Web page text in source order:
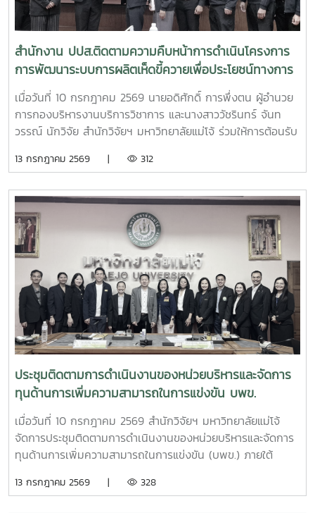
สำนักงาน ปปส.ติดตามความคืบหน้าการดำเนินโครงการ
การพัฒนาระบบการผลิตเห็ดขี้ควายเพื่อประโยชน์ทางการ
แพทย์
เมื่อวันที่ 10 กรกฎาคม 2569 นายอดิศักดิ์ การพึ่งตน ผู้อำนวย
การกองบริหารงานบริการวิชาการ และนางสาววัชรินทร์ จันท
วรรณ์ นักวิจัย สำนักวิจัยฯ มหาวิทยาลัยแม่โจ้ ร่วมให้การต้อนรับ
ปราบปรามยาเสพติด (ป.ป.ส.) พร้อมคณะผู้บริหารและเจ้าหน้าที่
ความคืบหน้าการดำเนินโครงการการพัฒนาระบบการผลิตเห็ดขี้
ควายเพื่อประโยชน์ทางการแพทย์ โดยมีรองศาสตราจารย์ ดร.ชัย
ยศ สัมฤทธิ์สกุล รองอธิการบดีมหาวิทยาลัยแม่โจ้ ให้เกียรติเป็นผู้
แทนมหาวิทยาลัยกล่าวต้อนรับ โครงการดังกล่าวเป็นความร่วม
มือระหว่างสำนักงาน ป.ป.ส. และมหาวิทยาลัยแม่โจ้ ภายใต้
โครงการแผนงานบูรณาการการวิจัย พัฒนา และกำกับควบคุม
เห็ดขี้ควายในประเทศไทย เพื่อใช้ประโยชน์ทางการแพทย์ภายใต้
ระบบควบคุมของรัฐ ตามมาตรการควบคุมแห่งพระราชกฤษฎีกา
กำหนดพื้นที่ทดลองเพาะปลูกและสกัดสารสำคัญจากพืชฝิ่นและ
พืชเห็ดขี้ควายเพื่อประโยชน์ในการศึกษาวิจัย พ.ศ. 2568 ณ ห้อง
ประชุม 2 ชั้น 2 อาคารจุฬาภรณ์ คณะวิทยาศาสตร์ มหาวิทยาลัย
แม่โจ้
13 กรกฎาคม 2569 | 312
ประชุมติดตามการดำเนินงานของหน่วยบริหารและจัดการ
ทุนด้านการเพิ่มความสามารถในการแข่งขัน บพข.
เมื่อวันที่ 10 กรกฎาคม 2569 สำนักวิจัยฯ มหาวิทยาลัยแม่โจ้
จัดการประชุมติดตามการดำเนินงานของหน่วยบริหารและจัดการ
ทุนด้านการเพิ่มความสามารถในการแข่งขัน (บพข.) ภายใต้
แข่งขันและการพัฒนาพื้นที่ (องค์การมหาชน) ณ ห้องประชุมรวง
13 กรกฎาคม 2569 | 328